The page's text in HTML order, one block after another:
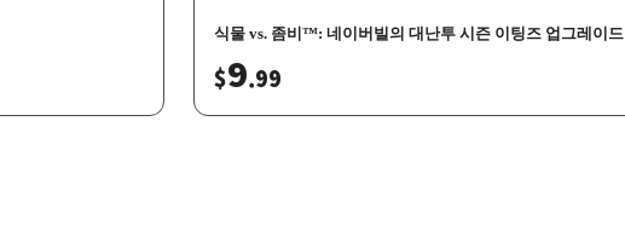
식물 vs. 좀비™: 네이버빌의 대난투 시즌 이팅즈 업그레이드
$9.99